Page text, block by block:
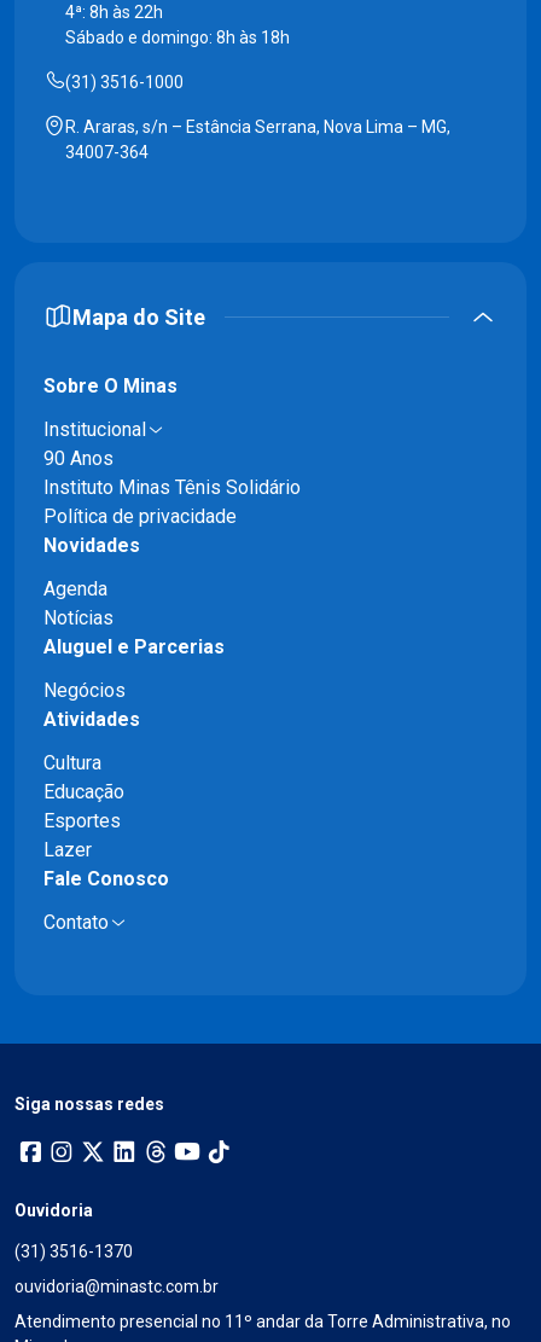
4ª: 8h às 22h
Sábado e domingo: 8h às 18h
(31) 3516-1000
R. Araras, s/n – Estância Serrana, Nova Lima – MG,
34007-364
Mapa do Site
Sobre O Minas
Institucional
90 Anos
Instituto Minas Tênis Solidário
Política de privacidade
Novidades
Agenda
Notícias
Aluguel e Parcerias
Negócios
Atividades
Cultura
Educação
Esportes
Lazer
Fale Conosco
Contato
Siga nossas redes
Ouvidoria
(31) 3516-1370
ouvidoria@minastc.com.br
Atendimento presencial no 11º andar da Torre Administrativa, no